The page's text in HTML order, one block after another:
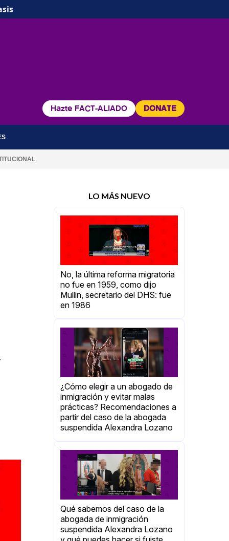
Hazte FACT-ALIADO DONATE
LO MÁS NUEVO
No, la última reforma migratoria
no fue en 1959, como dijo
Mullin, secretario del DHS: fue
en 1986
¿Cómo elegir a un abogado de
inmigración y evitar malas
prácticas? Recomendaciones a
partir del caso de la abogada
suspendida Alexandra Lozano
Qué sabemos del caso de la
abogada de inmigración
suspendida Alexandra Lozano